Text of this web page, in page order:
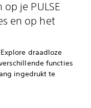
je PULSE
en op het
draadloze
functies
ingedrukt te